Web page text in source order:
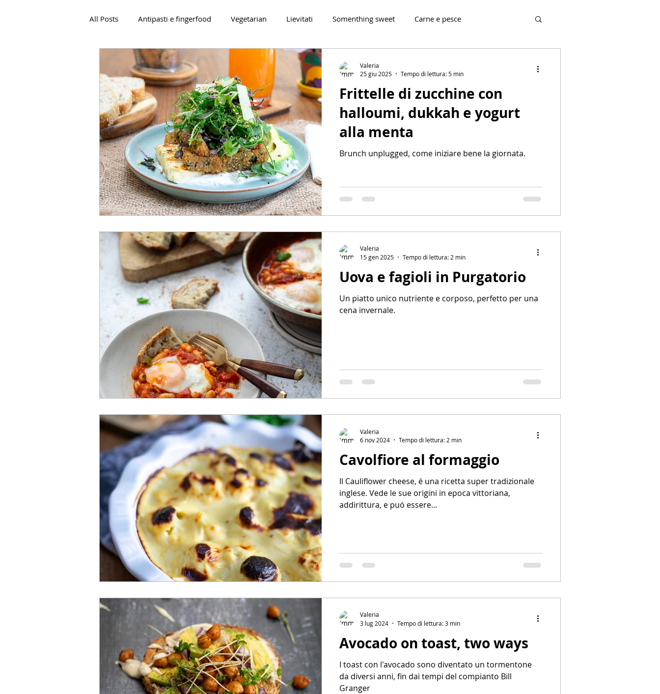
All Posts Antipasti e fingerfood Vegetarian Lievitati Somenthing sweet Carne e pesce
Pasta e cereali Street food Salse e condimenti
Piatti unici Biscotti Breakfast
Frittelle di zucchine con
halloumi, dukkah e yogurt
alla menta
Brunch unplugged, come iniziare bene la giornata.
Valeria
25 giu 2025
Tempo di lettura: 5 min
Uova e fagioli in Purgatorio
Un piatto unico nutriente e corposo, perfetto per una
cena invernale.
Valeria
15 gen 2025
Tempo di lettura: 2 min
Cavolfiore al formaggio
Il Cauliflower cheese, é una ricetta super tradizionale
inglese. Vede le sue origini in epoca vittoriana,
addirittura, e puó essere...
Valeria
6 nov 2024
Tempo di lettura: 2 min
Avocado on toast, two ways
I toast con l'avocado sono diventato un tormentone
da diversi anni, fin dai tempi del compianto Bill
Granger
Valeria
3 lug 2024
Tempo di lettura: 3 min